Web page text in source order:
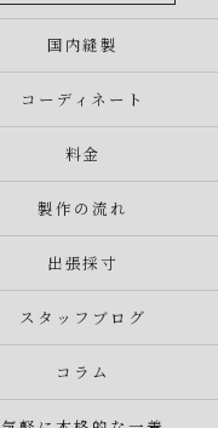
国内縫製
コーディネート
料金
製作の流れ
出張採寸
スタッフブログ
コラム